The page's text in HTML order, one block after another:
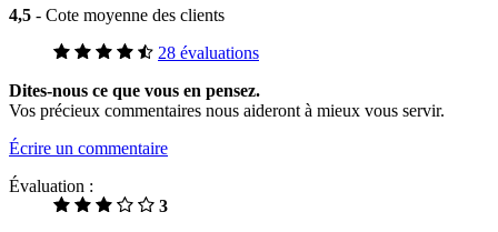
4,5 - Cote moyenne des clients
28 évaluations
Dites-nous ce que vous en pensez.
Vos précieux commentaires nous aideront à mieux vous servir.
Écrire un commentaire
Évaluation :
3